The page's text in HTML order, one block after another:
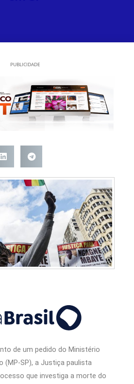
PUBLICIDADE
de um pedido do Ministério
(MP-SP), a Justiça paulista
que investiga a morte do